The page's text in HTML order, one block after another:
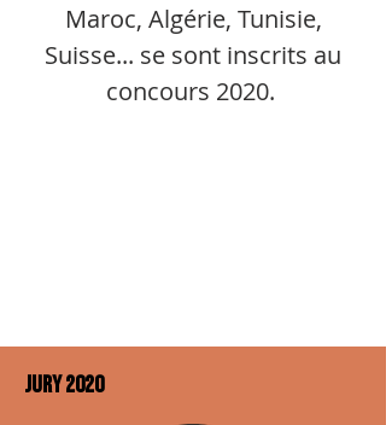
Maroc, Algérie, Tunisie,
Suisse... se sont inscrits au
concours 2020.
Jury 2020